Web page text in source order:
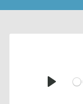
Play